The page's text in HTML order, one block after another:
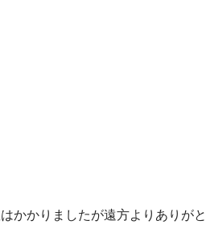
かかりましたが遠方よりありが